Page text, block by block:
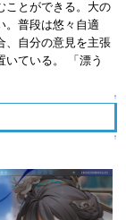
ことができる。大の
。普段は悠々自適
、自分の意見を主張
いている。 「漂う
↑
↑